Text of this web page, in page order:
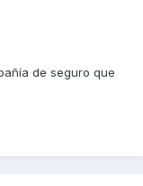
de seguro que